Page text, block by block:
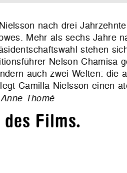
nach drei
Mehr als sechs Jahre
stehen
Nelson Chamisa
auch zwei Welten: die
Camilla Nielsson einen
Anne Thomé
Films.